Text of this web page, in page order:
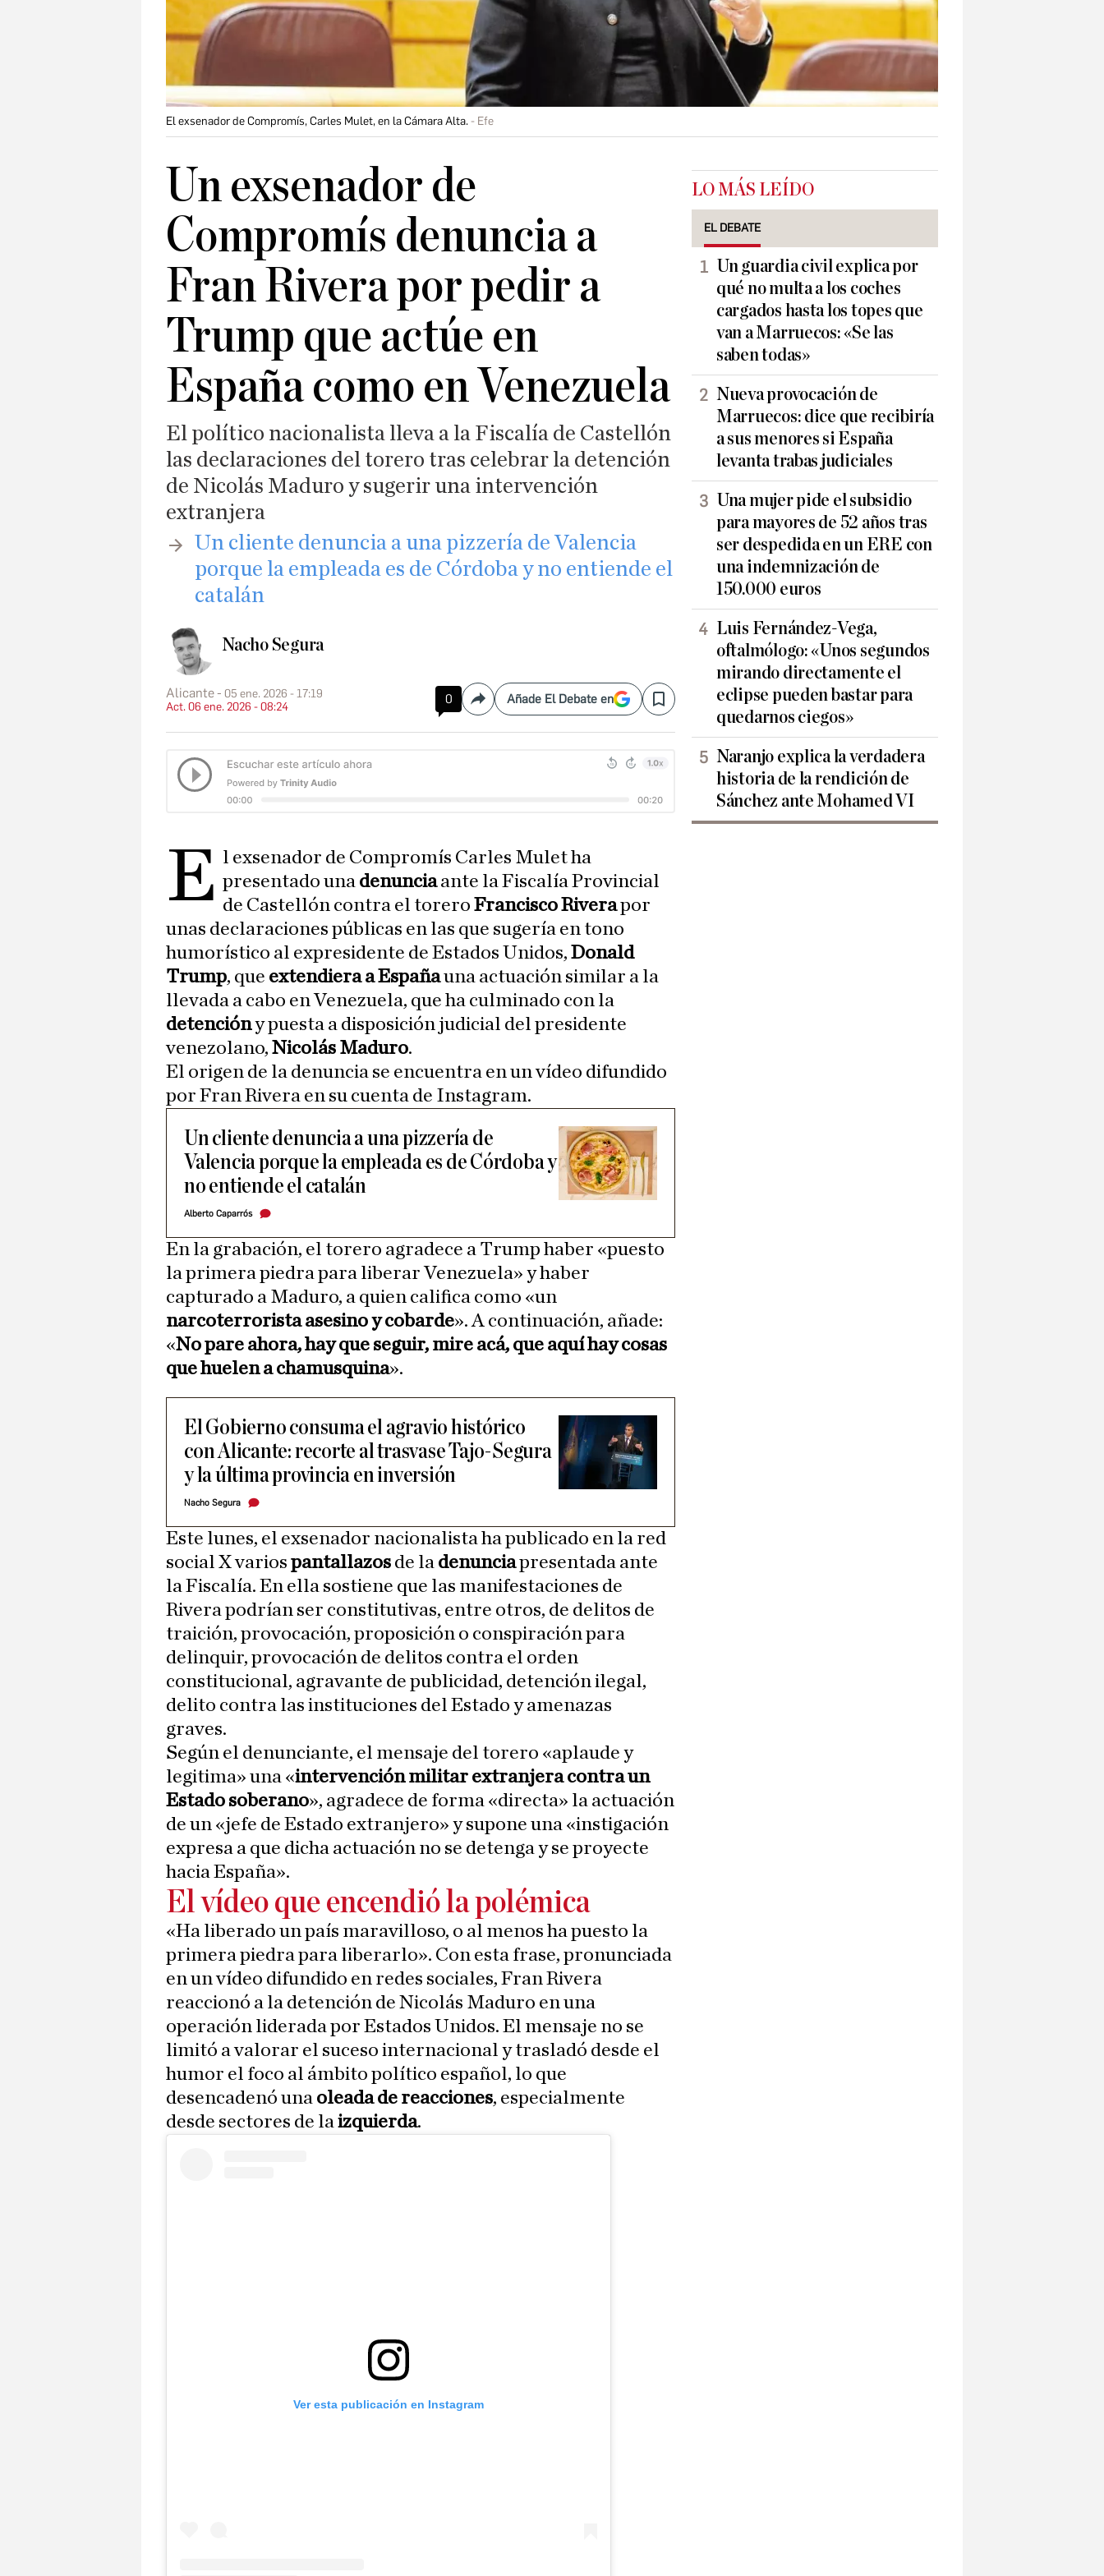
El exsenador de Compromís, Carles Mulet, en la Cámara Alta. Efe
Un exsenador de
Compromís denuncia a
Fran Rivera por pedir a
Trump que actúe en
España como en Venezuela
El político nacionalista lleva a la Fiscalía de Castellón
las declaraciones del torero tras celebrar la detención
de Nicolás Maduro y sugerir una intervención
extranjera
Un cliente denuncia a una pizzería de Valencia
porque la empleada es de Córdoba y no entiende el
catalán
Nacho Segura
Alicante
05 ene. 2026 - 17:19
Act. 06 ene. 2026 - 08:24
0 CompartirAñade El Debate en Save
e l exsenador de Compromís Carles Mulet ha
presentado una denunciaante la Fiscalía Provincial
de Castellón contra el toreroFrancisco Riverapor
unas declaraciones públicas en las que sugería en tono
humorístico al expresidente de Estados Unidos, Donald
Trump, que extendiera a Españauna actuación similar a la
llevada a cabo en Venezuela, que ha culminado con la
detencióny puesta a disposición judicial del presidente
venezolano, Nicolás Maduro.
El origen de la denuncia se encuentra en un vídeo difundido
por Fran Rivera en su cuenta de Instagram.
Un cliente denuncia a una pizzería de
Valencia porque la empleada es de Córdoba y
no entiende el catalán
Alberto Caparrós
En la grabación, el torero agradece a Trump haber «puesto
la primera piedra para liberar Venezuela» y haber
capturado a Maduro, a quien califica como «un
narcoterrorista asesino y cobarde». A continuación, añade:
«No pare ahora, hay que seguir, mire acá, que aquí hay cosas
que huelen a chamusquina».
El Gobierno consuma el agravio histórico
con Alicante: recorte al trasvase Tajo-Segura
y la última provincia en inversión
Nacho Segura
Este lunes, el exsenador nacionalista ha publicado en la red
social X varios pantallazos de la denunciapresentada ante
la Fiscalía. En ella sostiene que las manifestaciones de
Rivera podrían ser constitutivas, entre otros, de delitos de
traición, provocación, proposición o conspiración para
delinquir, provocación de delitos contra el orden
constitucional, agravante de publicidad, detención ilegal,
delito contra las instituciones del Estado y amenazas
graves.
Según el denunciante, el mensaje del torero «aplaude y
legitima» una «intervención militar extranjera contra un
Estado soberano», agradece de forma «directa» la actuación
de un «jefe de Estado extranjero» y supone una «instigación
expresa a que dicha actuación no se detenga y se proyecte
hacia España».
El vídeo que encendió la polémica
«Ha liberado un país maravilloso, o al menos ha puesto la
primera piedra para liberarlo». Con esta frase, pronunciada
en un vídeo difundido en redes sociales, Fran Rivera
reaccionó a la detención de Nicolás Maduro en una
operación liderada por Estados Unidos. El mensaje no se
limitó a valorar el suceso internacional y trasladó desde el
humor el foco al ámbito político español, lo que
desencadenó una oleada de reacciones, especialmente
desde sectores de laizquierda.
Ver esta publicación en Instagram
LO MÁS LEÍDO
EL DEBATE
Un guardia civil explica por
qué no multa a los coches
cargados hasta los topes que
van a Marruecos: «Se las
saben todas»
Nueva provocación de
Marruecos: dice que recibiría
a sus menores si España
levanta trabas judiciales
Una mujer pide el subsidio
para mayores de 52 años tras
ser despedida en un ERE con
una indemnización de
150.000 euros
Luis Fernández-Vega,
oftalmólogo: «Unos segundos
mirando directamente el
eclipse pueden bastar para
quedarnos ciegos»
Naranjo explica la verdadera
historia de la rendición de
Sánchez ante Mohamed VI